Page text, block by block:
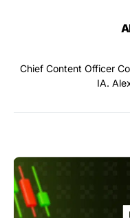
Chief Content Officer
IA.